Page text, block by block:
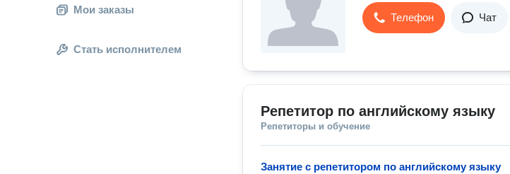
Мои заказы
Стать исполнителем
Телефон Чат
Репетитор по английскому языку
Репетиторы и обучение
Занятие с репетитором по английскому языку